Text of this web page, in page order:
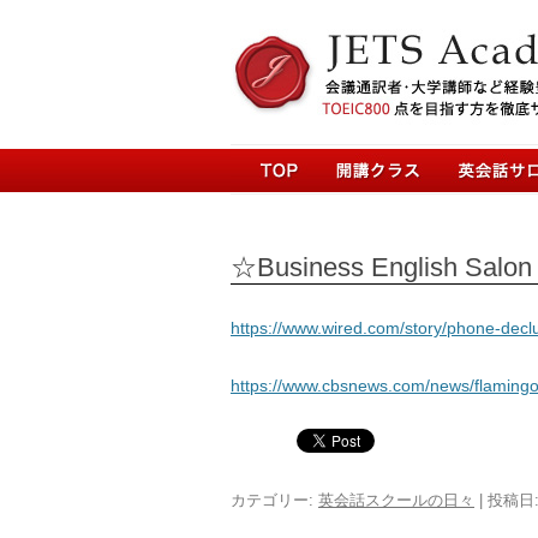
☆Business English Salon
https://www.wired.com/story/phone-
https://www.cbsnews.com/news/
カテゴリー: 英会話スクールの日々 | 投稿日: